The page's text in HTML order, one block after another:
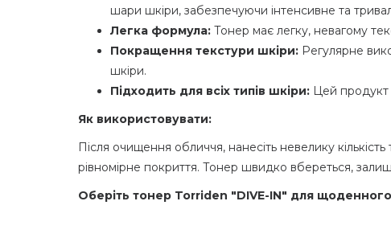
шари шкіри, забезпечуючи інтенсивне та
Легка формула: Тонер має легку, невагому
Покращення текстури шкіри: Регулярне
шкіри.
Підходить для всіх типів шкіри: Цей продукт
Як використовувати:
Після очищення обличчя, нанесіть невелику кількість
рівномірне покриття. Тонер швидко вбереться,
Оберіть тонер Torriden "DIVE-IN" для